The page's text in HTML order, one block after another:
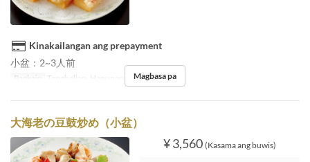
Kinakailangan ang prepayment
小盆：2~3人前
Pagkain Tanghalian, Hapunan Magbasa pa
大海老の豆鼓炒め（小盆）
¥ 3,560 (Kasama ang buwis)